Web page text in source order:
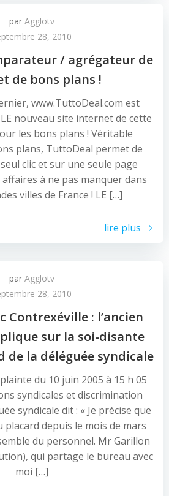
par Agglotv
28, 2010
/ agrégateur de
de bons plans !
www.TuttoDeal.com est
nouveau site internet de cette
les bons plans ! Véritable
plans, TuttoDeal permet de
clic et sur une seule page
à ne pas manquer dans
villes de France ! LE […]
lire plus
par Agglotv
28, 2010
Contrexéville : l’ancien
sur la soi-disante
de la déléguée syndicale
du 10 juin 2005 à 15 h 05
syndicales et discrimination
syndicale dit : « Je précise que
depuis le mois de mars
du personnel. Mr Garillon
qui partage le bureau avec
moi […]